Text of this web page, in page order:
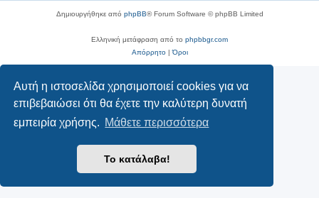
Αυτή η ιστοσελίδα χρησιμοποιεί cookies για να
επιβεβαιώσει ότι θα έχετε την καλύτερη δυνατή
εμπειρία χρήσης. Μάθετε περισσότερα
Το κατάλαβα!
Δημιουργήθηκε από phpBB® Forum Software © phpBB Limited
Ελληνική μετάφραση από το phpbbgr.com
Απόρρητο|Όροι